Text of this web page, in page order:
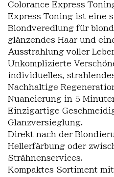
Colorance Express
Express Toning ist eine
Blondveredlung für
glänzendes Haar und
Ausstrahlung voller
Unkomplizierte
individuelles,
Nachhaltige
Nuancierung in 5
Einzigartige
Glanzversieglung.
Direkt nach der
Hellerfärbung oder
Strähnenservices.
Kompaktes Sortiment